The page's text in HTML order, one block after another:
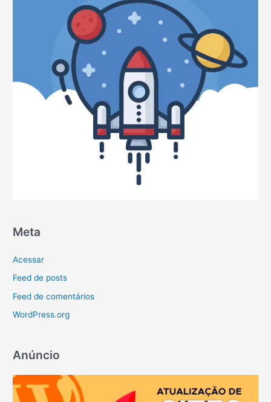
Meta
Acessar
Feed de posts
Feed de comentários
WordPress.org
Anúncio